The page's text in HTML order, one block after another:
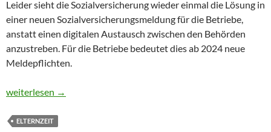
Leider sieht die Sozialversicherung wieder einmal die Lösung in
einer neuen Sozialversicherungsmeldung für die Betriebe,
anstatt einen digitalen Austausch zwischen den Behörden
anzustreben. Für die Betriebe bedeutet dies ab 2024 neue
Meldepflichten.
Elternzeit – neue Meldegründe ab 2024
weiterlesen →
ELTERNZEIT